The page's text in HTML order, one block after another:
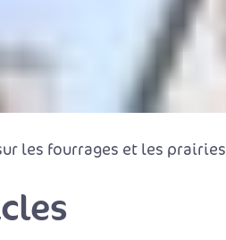
les fourrages et les prairies